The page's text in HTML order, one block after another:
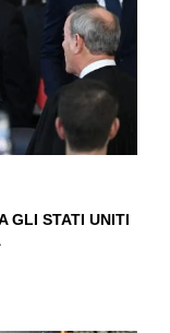
GLI STATI UNITI